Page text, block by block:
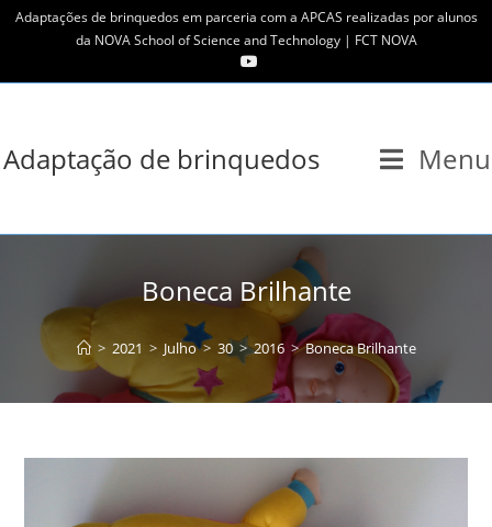
SkipAdaptações de brinquedos em parceria com a APCAS realizadas por alunos
da NOVA School of Science and Technology | FCT NOVA
Adaptação de brinquedos Menu
Boneca Brilhante
> 2021 > Julho > 30 > 2016 > Boneca Brilhante